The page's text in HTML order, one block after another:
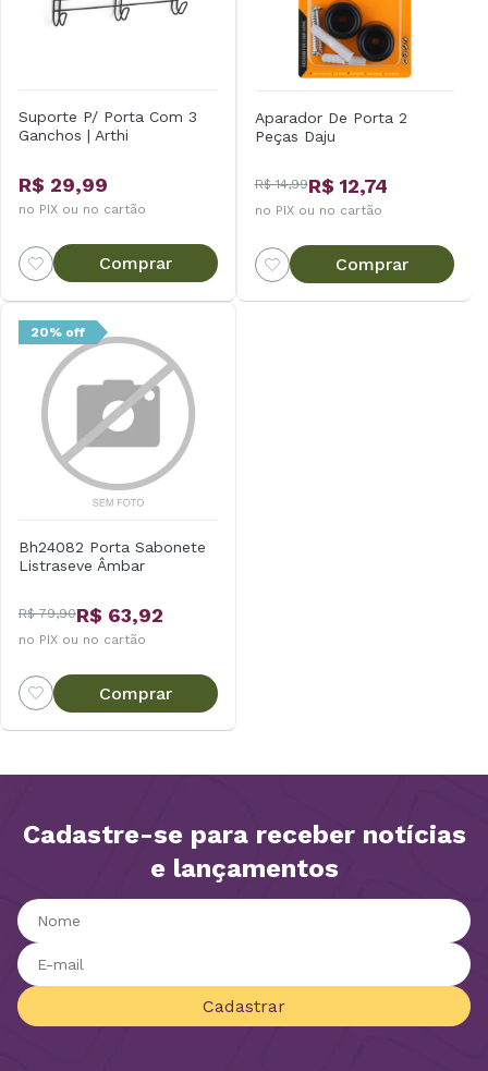
Suporte P/ Porta Com 3
Ganchos | Arthi
R$ 29,99
no PIX ou no cartão
Comprar
Aparador De Porta 2
Peças Daju
R$ 14,99R$ 12,74
no PIX ou no cartão
Comprar
20% off
Bh24082 Porta Sabonete
Listraseve Âmbar
R$ 79,90R$ 63,92
no PIX ou no cartão
Comprar
Cadastre-se para receber notícias
e lançamentos
Cadastrar